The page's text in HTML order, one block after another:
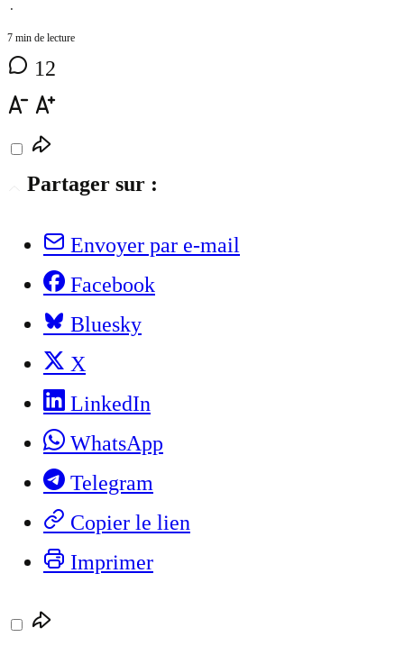
⋅
7 min de lecture
12
Partager sur :
Envoyer par e-mail
Facebook
Bluesky
X
LinkedIn
WhatsApp
Telegram
Copier le lien
Imprimer